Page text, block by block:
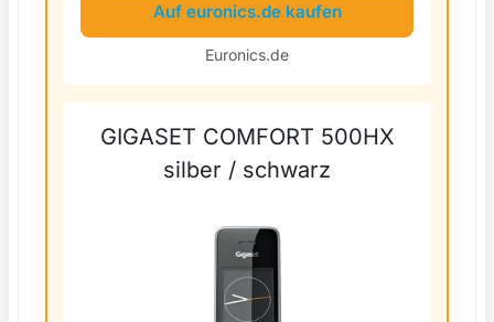
Auf euronics.de kaufen
Euronics.de
GIGASET COMFORT 500HX
silber / schwarz